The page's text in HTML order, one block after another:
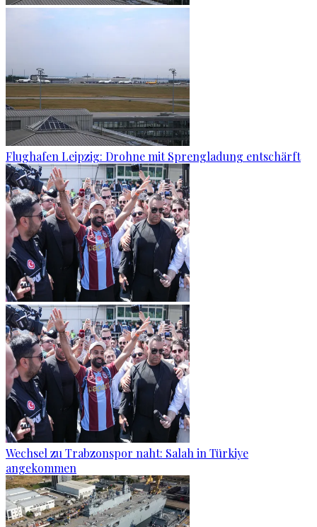
Flughafen Leipzig: Drohne mit Sprengladung entschärft
Wechsel zu Trabzonspor naht: Salah in Türkiye
angekommen